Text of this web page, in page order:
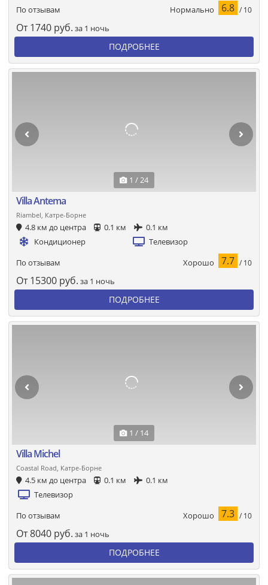
По отзывам
Нормально 6.8 / 10
От 1740 руб. за 1 ночь
ПОДРОБНЕЕ
1 / 24
Villa Antema
Riambel, Катре-Борне
4.8 км до центра 0.1 км
0.1 км
Кондиционер
Телевизор
По отзывам Хорошо 7.7 / 10
От 15300 руб. за 1 ночь
ПОДРОБНЕЕ
1 / 14
Villa Michel
Coastal Road, Катре-Борне
4.5 км до центра 0.1 км
0.1 км
Телевизор
По отзывам Хорошо 7.3 / 10
От8040 руб. за 1 ночь
ПОДРОБНЕЕ